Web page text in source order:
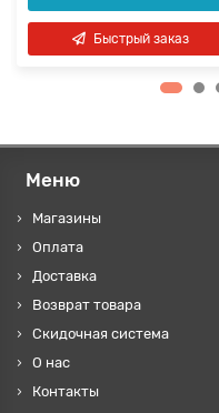
Быстрый заказ
Меню
Магазины
Оплата
Доставка
Возврат товара
Скидочная система
О нас
Контакты